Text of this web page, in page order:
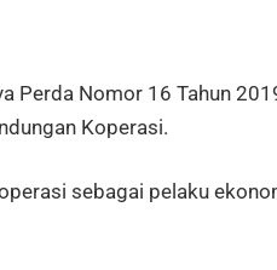
Perda Nomor 16 Tahun
Koperasi.
sebagai pelaku